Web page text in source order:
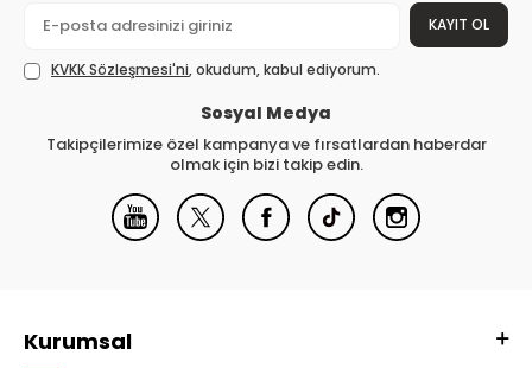
KAYIT OL
KVKK Sözleşmesi'ni, okudum, kabul ediyorum.
Sosyal Medya
Takipçilerimize özel kampanya ve fırsatlardan haberdar
olmak için bizi takip edin.
Kurumsal